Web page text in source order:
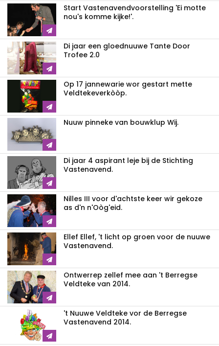
Start Vastenavendvoorstelling 'Ei motte
nou's komme kijke!'.
Di jaar een gloednuuwe Tante Door
Trofee 2.0
Op 17 jannewarie wor gestart mette
Veldtekeverkòòp.
Nuuw pinneke van bouwklup Wij.
Di jaar 4 aspirant leje bij de Stichting
Vastenavend.
Nilles III voor d'achtste keer wir gekoze
as d'n n'Oòg'eid.
Ellef Ellef, 't licht op groen voor de nuuwe
Vastenavend.
Ontwerrep zellef mee aan 't Berregse
Veldteke van 2014.
't Nuuwe Veldteke vor de Berregse
Vastenavend 2014.